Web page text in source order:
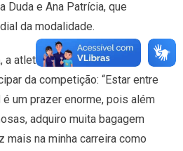
Duda e Ana Patrícia, que
da modalidade.
atleta comentou sobre a
da competição: “Estar entre
um prazer enorme, pois além
adquiro muita bagagem
mais na minha carreira como